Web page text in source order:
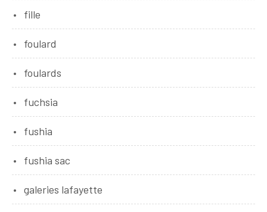
fille
foulard
foulards
fuchsia
fushia
fushia sac
galeries lafayette